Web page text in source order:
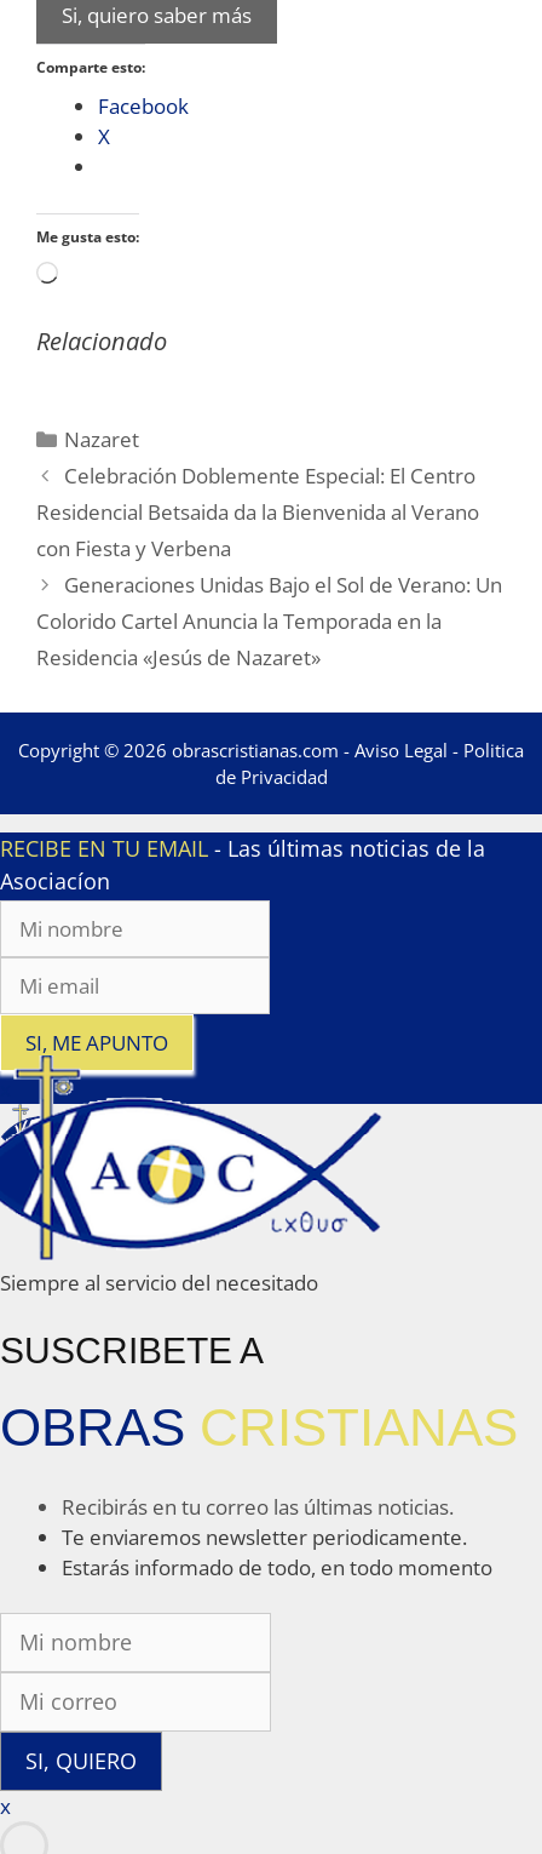
Si, quiero saber más
Comparte esto:
Facebook
X
Me gusta esto:
Cargando...
Relacionado
Categorías
Nazaret
Celebración Doblemente Especial: El Centro
Residencial Betsaida da la Bienvenida al Verano
con Fiesta y Verbena
Generaciones Unidas Bajo el Sol de Verano: Un
Colorido Cartel Anuncia la Temporada en la
Residencia «Jesús de Nazaret»
Copyright © 2026 obrascristianas.com - Aviso Legal - Politica
de Privacidad
RECIBE EN TU EMAIL - Las últimas noticias de la
Asociacíon
SI, ME APUNTO
Siempre al servicio del necesitado
SUSCRIBETE A
OBRAS CRISTIANAS
Recibirás en tu correo las últimas noticias.
Te enviaremos newsletter periodicamente.
Estarás informado de todo, en todo momento
SI, QUIERO
x